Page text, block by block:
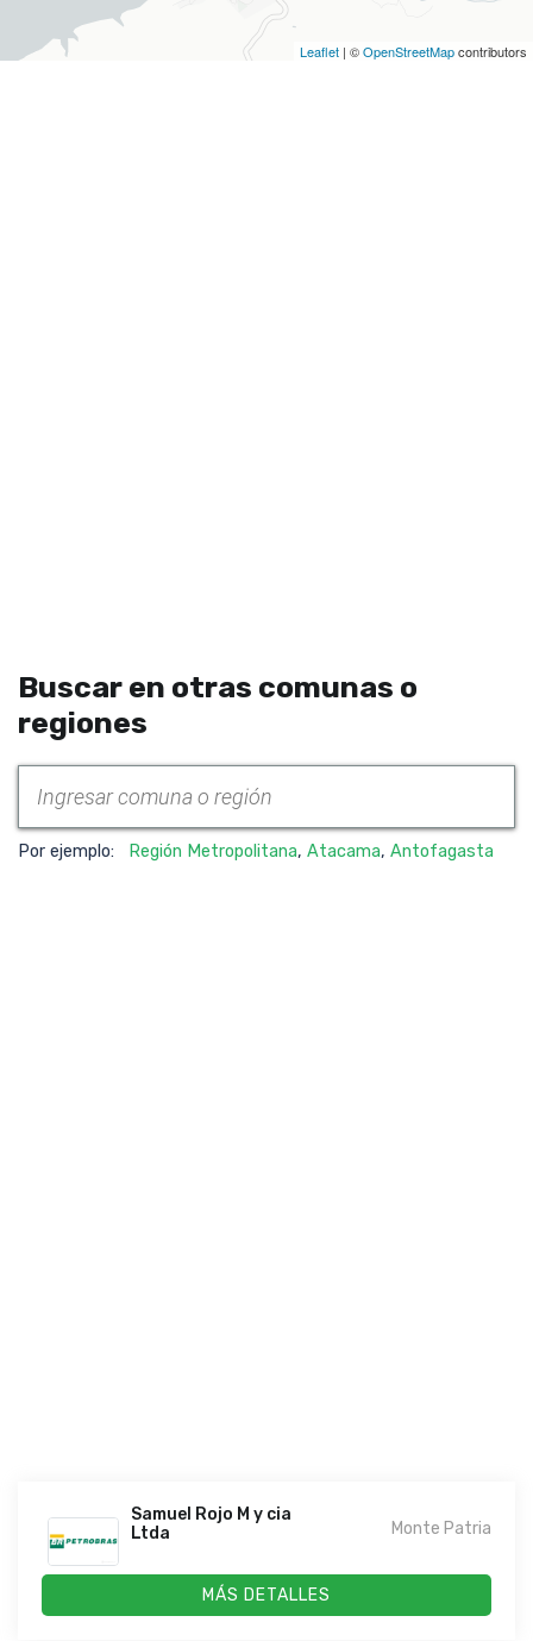
Leaflet | ©OpenStreetMapcontributors
Buscar en otras comunas o
regiones
Por ejemplo: Región Metropolitana, Atacama, Antofagasta
Samuel Rojo M y cia
Ltda
Monte Patria
MÁS DETALLES